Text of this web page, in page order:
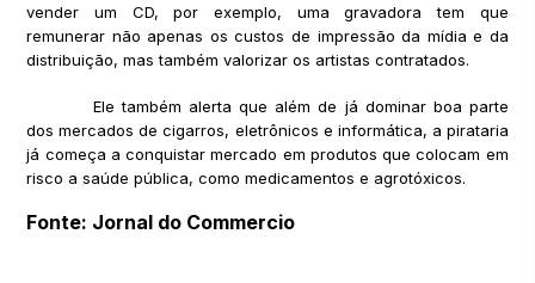
vender um CD, por exemplo, uma gravadora tem que
remunerar não apenas os custos de impressão da mídia e da
distribuição, mas também valorizar os artistas contratados.
Ele também alerta que além de já dominar boa parte
dos mercados de cigarros, eletrônicos e informática, a pirataria
já começa a conquistar mercado em produtos que colocam em
risco a saúde pública, como medicamentos e agrotóxicos.
Fonte: Jornal do Commercio